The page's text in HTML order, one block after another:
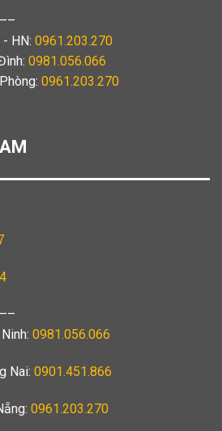
HN: 0961.203.270
0981.056.066
0961.203.270
0981.056.066
Nai: 0901.451.866
0961.203.270